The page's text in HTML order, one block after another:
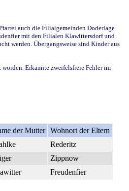
auch die Filialgemeinden Doderlage
mit den Filialen Klawittersdorf und
werden. Übergangsweise sind Kinder aus
Erkannte zweifelsfreie Fehler im
der Mutter Wohnort der Eltern
Rederitz
Zippnow
Freudenfier